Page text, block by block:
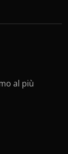
al più